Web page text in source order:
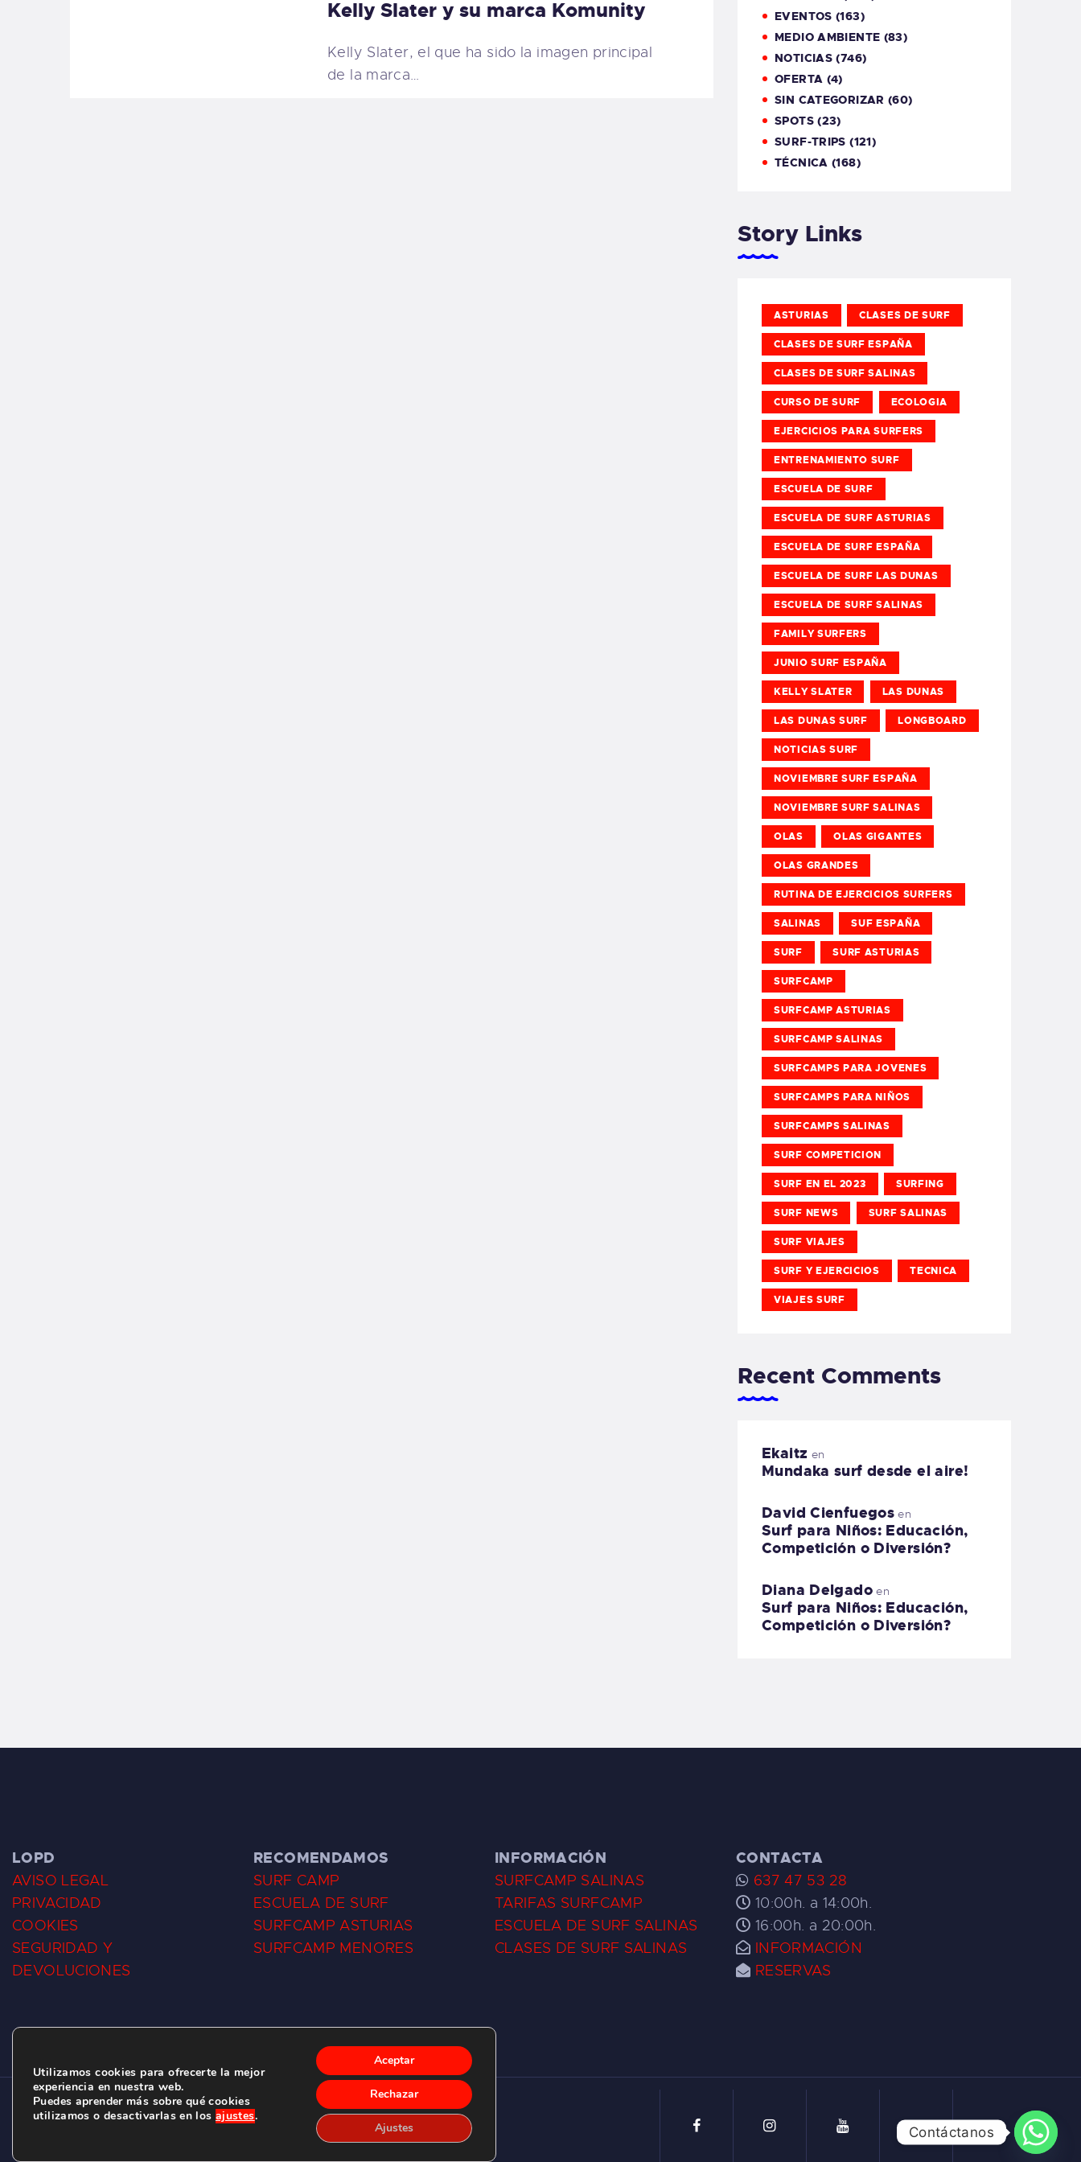
Kelly Slater y su marca Komunity
Kelly Slater, el que ha sido la imagen principal
de la marca…
EVENTOS (163)
MEDIO AMBIENTE (83)
NOTICIAS (746)
OFERTA (4)
SIN CATEGORIZAR (60)
SPOTS(23)
SURF-TRIPS (121)
TÉCNICA (168)
Story Links
ASTURIAS CLASES DE SURF
CLASES DE SURF ESPAÑA
CLASES DE SURF SALINAS
CURSO DE SURF ECOLOGIA
EJERCICIOS PARA SURFERS
ENTRENAMIENTO SURF
ESCUELA DE SURF
ESCUELA DE SURF ASTURIAS
ESCUELA DE SURF ESPAÑA
ESCUELA DE SURF LAS DUNAS
ESCUELA DE SURF SALINAS
FAMILY SURFERS
JUNIO SURF ESPAÑA
KELLY SLATER LAS DUNAS
LAS DUNAS SURF LONGBOARD
NOTICIAS SURF
NOVIEMBRE SURF ESPAÑA
NOVIEMBRE SURF SALINAS
OLAS OLAS GIGANTES
OLAS GRANDES
RUTINA DE EJERCICIOS SURFERS
SALINAS SUF ESPAÑA
SURF SURF ASTURIAS
SURFCAMP
SURFCAMP ASTURIAS
SURFCAMP SALINAS
SURFCAMPS PARA JOVENES
SURFCAMPS PARA NIÑOS
SURFCAMPS SALINAS
SURF COMPETICION
SURF EN EL 2023 SURFING
SURF NEWS SURF SALINAS
SURF VIAJES
SURF Y EJERCICIOS TECNICA
VIAJES SURF
Recent Comments
Ekaitz en
Mundaka surf desde el aire!
David Cienfuegos en
Surf para Niños: Educación,
Competición o Diversión?
Diana Delgadoen
Surf para Niños: Educación,
Competición o Diversión?
LOPD
AVISO LEGAL
PRIVACIDAD
COOKIES
SEGURIDAD Y
DEVOLUCIONES
RECOMENDAMOS
SURF CAMP
ESCUELA DE SURF
SURFCAMP ASTURIAS
SURFCAMP MENORES
INFORMACIÓN
SURFCAMP SALINAS
TARIFAS SURFCAMP
ESCUELA DE SURF SALINAS
CLASES DE SURF SALINAS
CONTACTA
637 47 53 28
10:00h. a 14:00h.
16:00h. a 20:00h.
INFORMACIÓN
RESERVAS
CLUB DE SURF LAS DUNAS ©2026.
C/ BERNARDO ÁLVAREZ GALAN 1, SALINAS (ASTURIAS)
Utilizamos cookies para ofrecerte la mejor
experiencia en nuestra web.
Puedes aprender más sobre qué cookies
utilizamos o desactivarlas en los ajustes.
Aceptar
Rechazar
Ajustes Contáctanos